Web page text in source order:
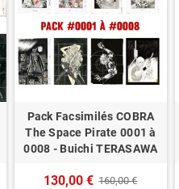
Pack Facsimilés COBRA
The Space Pirate 0001 à
0008 - Buichi TERASAWA
130,00 € 160,00 €